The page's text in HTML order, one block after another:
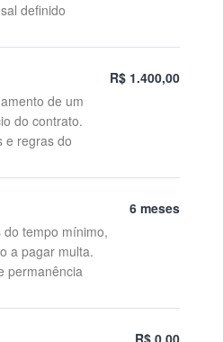
definido
de um
do contrato.
e regras do
R$ 1.400,00
do tempo mínimo,
a pagar multa.
permanência
6 meses
R$ 0,00